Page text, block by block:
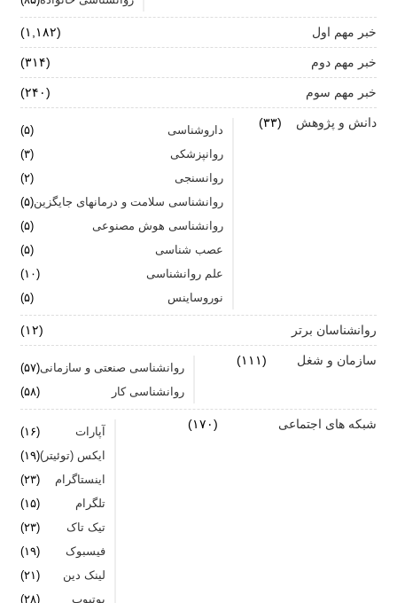
زنان: نقش کلیدی تاب آوری در شرایط بحران
آیا پرخوری و ریزه خواری ارتباطی با استرس دارد؟
اضطراب ناگهانی
جنگ اضطراب با مواد خوراکی
اضطراب را برای خود پر رنگ نکنید
برای بهبود سلامت روان لازم است روزانه از آن مراقبت
خبر مهم اول (۱,۱۸۲)
خبر مهم دوم (۳۱۴)
خبر مهم سوم (۲۴۰)
دانش و پژوهش (۳۳)
داروشناسی
(۵)
روانپزشکی
(۳)
روانسنجی
(۲)
روانشناسی سلامت و درمانهای جایگزین(۵)
روانشناسی هوش مصنوعی
(۵)
عصب شناسی
(۵)
علم روانشناسی
(۱۰)
نوروساینس
(۵)
روانشناسان برتر (۱۲)
سازمان و شغل (۱۱۱)
روانشناسی صنعتی و سازمانی(۵۷)
روانشناسی کار
(۵۸)
شبکه های اجتماعی (۱۷۰)
آپارات
(۱۶)
ایکس (توئیتر)(۱۹)
اینستاگرام
(۲۳)
تلگرام
(۱۵)
تیک تاک
(۲۳)
فیسبوک
(۱۹)
لینک دین
(۲۱)
یوتیوب
(۲۸)